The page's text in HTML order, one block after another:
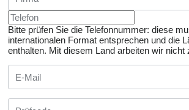
Bitte prüfen Sie die Telefonnummer: diese
internationalen Format entsprechen und die
enthalten. Mit diesem Land arbeiten wir nicht